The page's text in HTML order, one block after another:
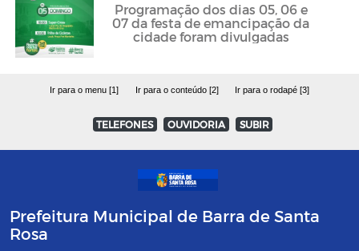
Programação dos dias 05, 06 e
07 da festa de emancipação da
cidade foram divulgadas
Ir para o menu [1] Ir para o conteúdo [2] Ir para o rodapé [3]
TELEFONES OUVIDORIA SUBIR
Prefeitura Municipal de Barra de Santa
Rosa